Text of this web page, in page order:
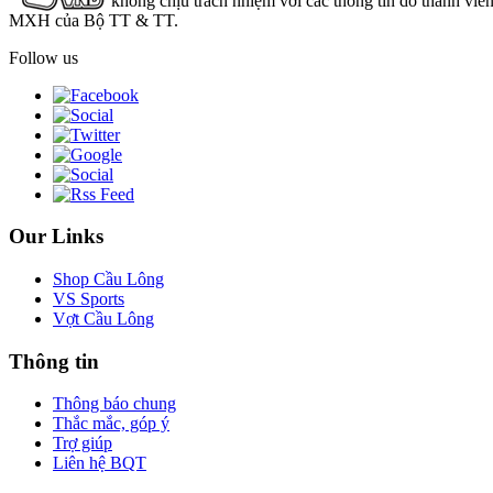
MXH của Bộ TT & TT.
Follow us
Our Links
Shop Cầu Lông
VS Sports
Vợt Cầu Lông
Thông tin
Thông báo chung
Thắc mắc, góp ý
Trợ giúp
Liên hệ BQT